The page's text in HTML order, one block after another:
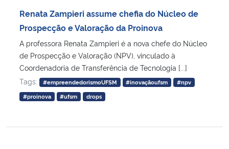
Renata Zampieri assume chefia do Núcleo de
Prospecção e Valoração da Proinova
A professora Renata Zampieri é a nova chefe do Núcleo
de Prospecção e Valoração (NPV), vinculado à
Coordenadoria de Transferência de Tecnologia [...]
Tags:
#empreendedorismoUFSM #inovaçãoufsm
#npv
#proinova
#ufsm drops